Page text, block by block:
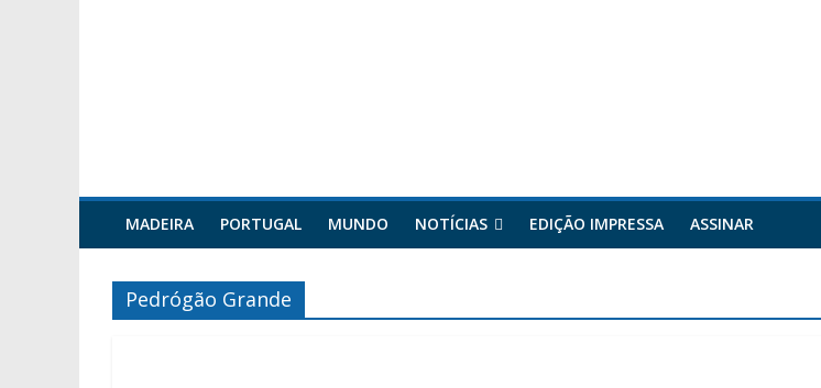
MADEIRA PORTUGAL MUNDO NOTÍCIAS EDIÇÃO IMPRESSA ASSINAR
Pedrógão Grande